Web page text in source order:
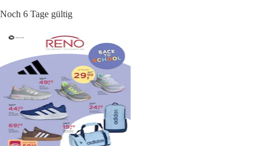
Noch 6 Tage gültig